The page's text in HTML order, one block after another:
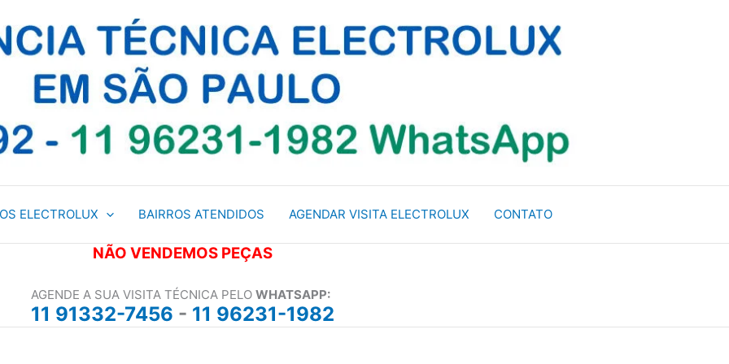
ELECTROLUX BAIRROS ATENDIDOS AGENDAR VISITA ELECTROLUX CONTATO
NÃO VENDEMOS PEÇAS
AGENDE A SUA VISITA TÉCNICA PELO WHATSAPP:
11 91332-7456 - 11 96231-1982